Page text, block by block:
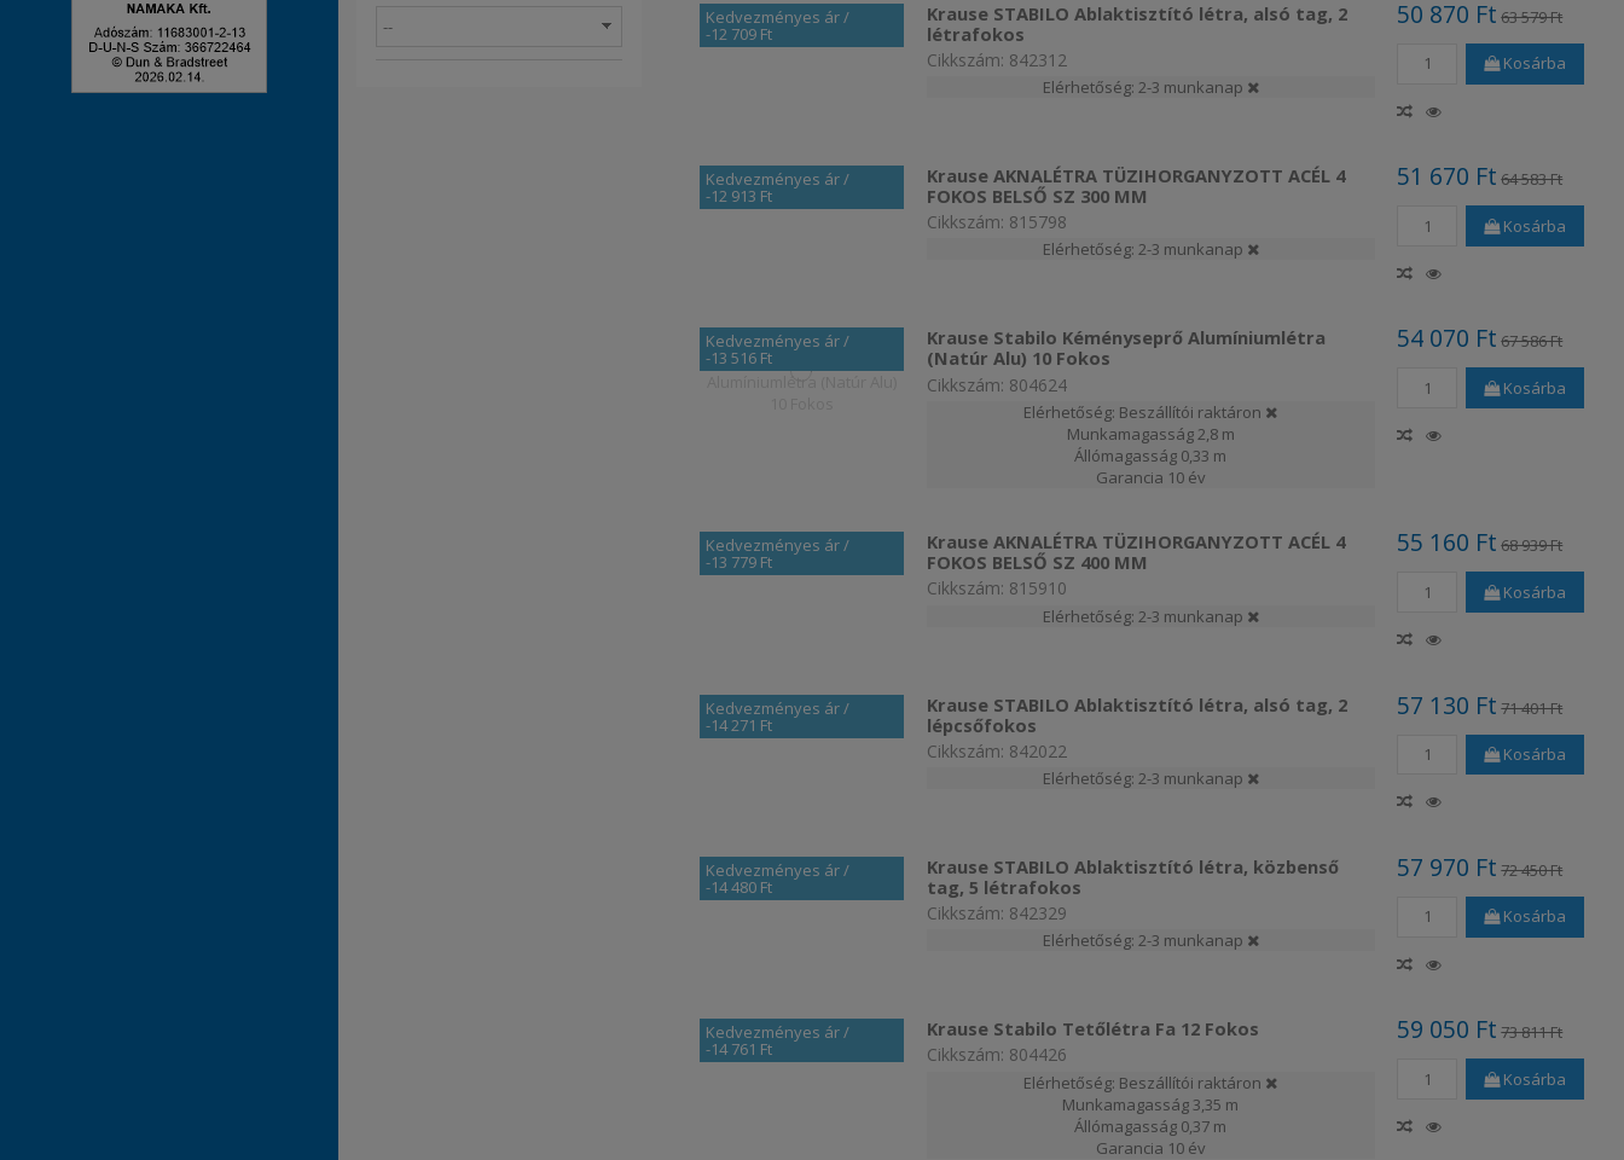
Kedvezményes ár/
-12 709 Ft
Krause STABILO Ablaktisztító létra, alsó tag, 2
létrafokos
Cikkszám: 842312
Elérhetőség: 2-3 munkanap
50 870 Ft 63 579 Ft
Kosárba
Kedvezményes ár/
-12 913 Ft
Krause AKNALÉTRA TÜZIHORGANYZOTT ACÉL 4
FOKOS BELSŐ SZ 300 MM
Cikkszám: 815798
Elérhetőség: 2-3 munkanap
51 670 Ft 64 583 Ft
Kosárba
Kedvezményes ár/
-13 516 Ft
Krause Stabilo Kéményseprő Alumíniumlétra
(Natúr Alu) 10 Fokos
Cikkszám: 804624
Elérhetőség: Beszállítói raktáron
Munkamagasság2,8 m
Állómagasság 0,33 m
Garancia 10 év
54 070 Ft 67 586 Ft
Kosárba
Kedvezményes ár/
-13 779 Ft
Krause AKNALÉTRA TÜZIHORGANYZOTT ACÉL 4
FOKOS BELSŐ SZ 400 MM
Cikkszám: 815910
Elérhetőség: 2-3 munkanap
55 160 Ft 68 939 Ft
Kosárba
Kedvezményes ár/
-14 271 Ft
Krause STABILO Ablaktisztító létra, alsó tag, 2
lépcsőfokos
Cikkszám: 842022
Elérhetőség: 2-3 munkanap
57 130 Ft 71 401 Ft
Kosárba
Kedvezményes ár/
-14 480 Ft
Krause STABILO Ablaktisztító létra, közbenső
tag, 5 létrafokos
Cikkszám: 842329
Elérhetőség: 2-3 munkanap
57 970 Ft 72 450 Ft
Kosárba
Kedvezményes ár/
-14 761 Ft
Krause Stabilo Tetőlétra Fa 12 Fokos
Cikkszám: 804426
Elérhetőség: Beszállítói raktáron
Munkamagasság 3,35 m
Állómagasság 0,37 m
Garancia 10 év
59 050 Ft 73 811 Ft
Kosárba